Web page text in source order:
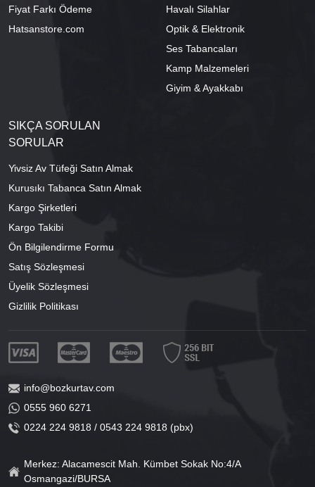
Fiyat Farkı Ödeme
Hatsanstore.com
Havalı Silahlar
Optik & Elektronik
Ses Tabancaları
Kamp Malzemeleri
Giyim & Ayakkabı
SIKÇA SORULAN
SORULAR
Yivsiz Av Tüfeği Satın Almak
Kurusıkı Tabanca Satın Almak
Kargo Şirketleri
Kargo Takibi
Ön Bilgilendirme Formu
Satış Sözleşmesi
Üyelik Sözleşmesi
Gizlilik Politikası
info@bozkurtav.com
0555 960 6271
0224 224 9818 / 0543 224 9818 (pbx)
Merkez: Alacamescit Mah. Kümbet Sokak No:4/A
Osmangazi/BURSA